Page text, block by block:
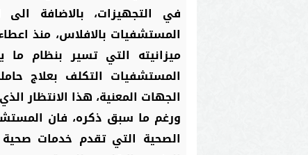
في التجهيزات، بالاضافة
المستشفيات بالافلاس، منذ اعطاء
ميزانيته التي تسير بنظام
المستشفيات التكلف بعلاج
الجهات المعنية، هذا الانتظار
ورغم ما سبق ذكره، فان
الصحية التي تقدم خدمات